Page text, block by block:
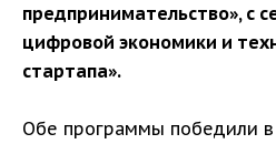
предпринимательство», с
цифровой экономики и
стартапа».
Обе программы победили в